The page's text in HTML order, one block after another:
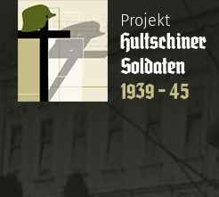
Projekt
Hultschiner
Soldaten
1939 - 45